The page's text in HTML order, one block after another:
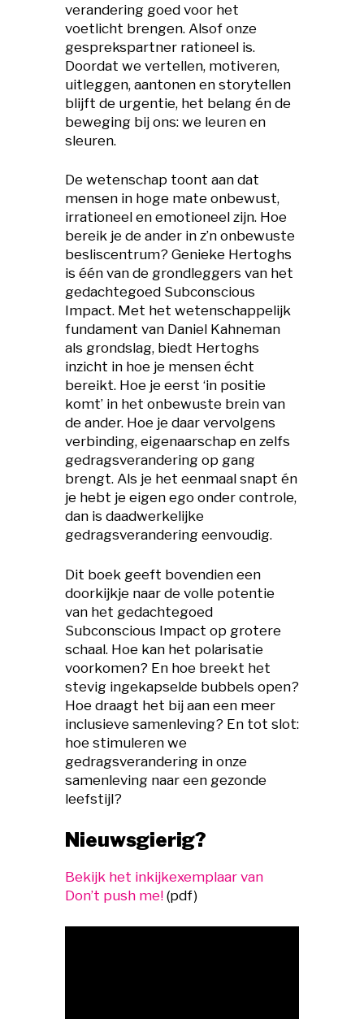
verandering goed voor het
voetlicht brengen. Alsof onze
gesprekspartner rationeel is.
Doordat we vertellen, motiveren,
uitleggen, aantonen en storytellen
blijft de urgentie, het belang én de
beweging bij ons: we leuren en
sleuren.
De wetenschap toont aan dat
mensen in hoge mate onbewust,
irrationeel en emotioneel zijn. Hoe
bereik je de ander in z’n onbewuste
besliscentrum? Genieke Hertoghs
is één van de grondleggers van het
gedachtegoed Subconscious
Impact. Met het wetenschappelijk
fundament van Daniel Kahneman
als grondslag, biedt Hertoghs
inzicht in hoe je mensen écht
bereikt. Hoe je eerst ‘in positie
komt’ in het onbewuste brein van
de ander. Hoe je daar vervolgens
verbinding, eigenaarschap en zelfs
gedragsverandering op gang
brengt. Als je het eenmaal snapt én
je hebt je eigen ego onder controle,
dan is daadwerkelijke
gedragsverandering eenvoudig.
Dit boek geeft bovendien een
doorkijkje naar de volle potentie
van het gedachtegoed
Subconscious Impact op grotere
schaal. Hoe kan het polarisatie
voorkomen? En hoe breekt het
stevig ingekapselde bubbels open?
Hoe draagt het bij aan een meer
inclusieve samenleving? En tot slot:
hoe stimuleren we
gedragsverandering in onze
samenleving naar een gezonde
leefstijl?
Nieuwsgierig?
Bekijk het inkijkexemplaar van
Don’t push me! (pdf)